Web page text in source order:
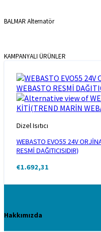
BALMAR Alternatör
KAMPANYALI ÜRÜNLER
Dizel Isıtıcı
WEBASTO EVO55 24V
RESMİ DAĞITICISIDIR)
€1.692,31
Hakkımızda